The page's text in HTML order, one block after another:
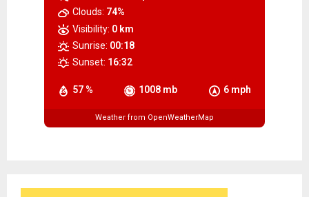
57 % 1008 mb 6 mph
Clouds: 74%
Visibility: 0 km
Sunrise: 00:18
Sunset: 16:32
Weather from OpenWeatherMap